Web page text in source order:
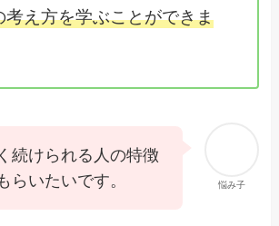
考え方を学ぶことができま
悩み子
続けられる人の特徴
らいたいです。